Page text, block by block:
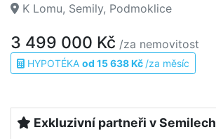
K Lomu, Semily, Podmoklice
3 499 000 Kč /za nemovitost
HYPOTÉKA od 15 638 Kč /za měsíc
Exkluzivní partneři v Semilech